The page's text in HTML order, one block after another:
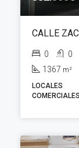
CALLE
0
0
1367 m²
LOCALES
COMERCIALES